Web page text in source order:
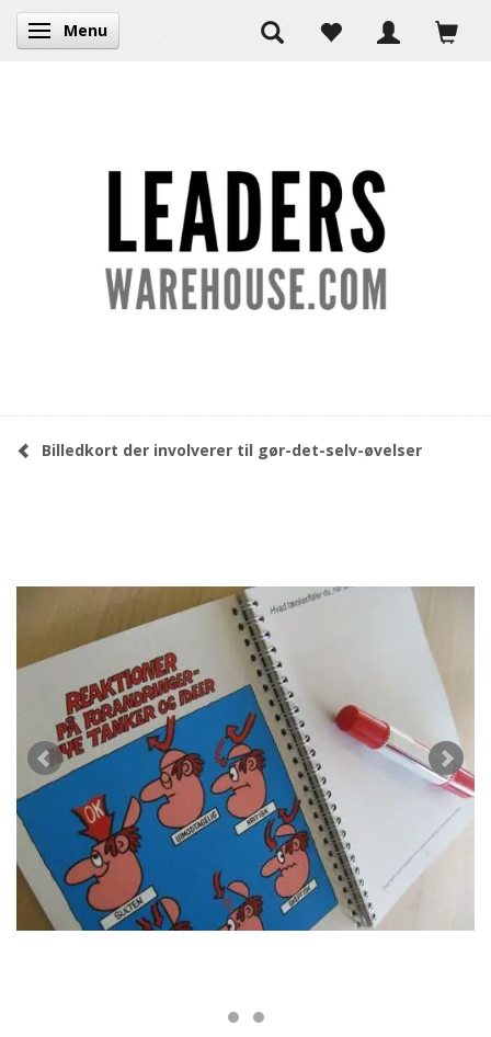
Skifte navigation
Menu
Billedkort der involverer til gør-det-selv-øvelser